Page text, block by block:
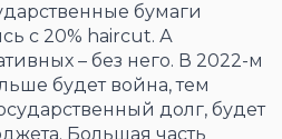
бумаги
с 20% haircut. А
– без него. В 2022-м
будет война, тем
долг, будет
Большая часть